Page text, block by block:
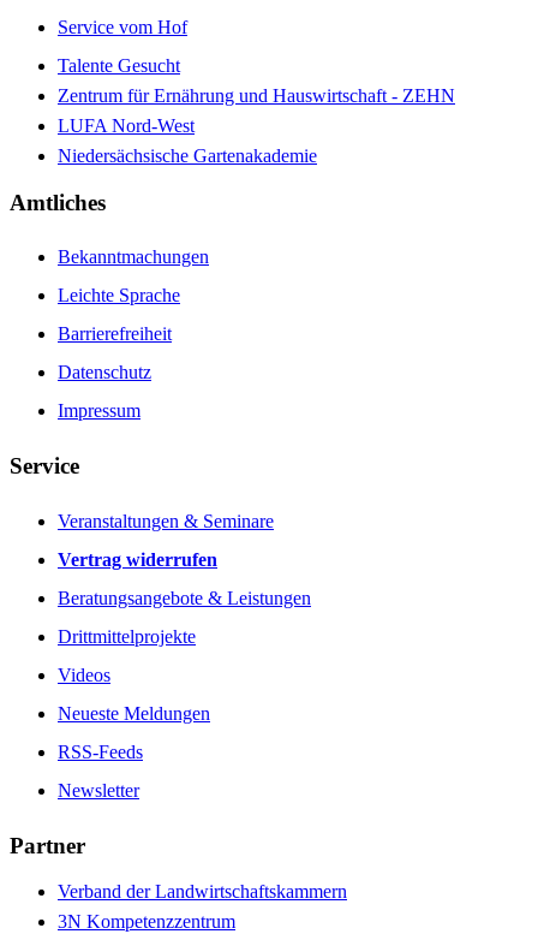
Service vom Hof
Talente Gesucht
Zentrum für Ernährung und Hauswirtschaft - ZEHN
LUFA Nord-West
Niedersächsische Gartenakademie
Amtliches
Bekanntmachungen
Leichte Sprache
Barrierefreiheit
Datenschutz
Impressum
Service
Veranstaltungen & Seminare
Vertrag widerrufen
Beratungsangebote & Leistungen
Drittmittelprojekte
Videos
Neueste Meldungen
RSS-Feeds
Newsletter
Partner
Verband der Landwirtschaftskammern
3N Kompetenzzentrum